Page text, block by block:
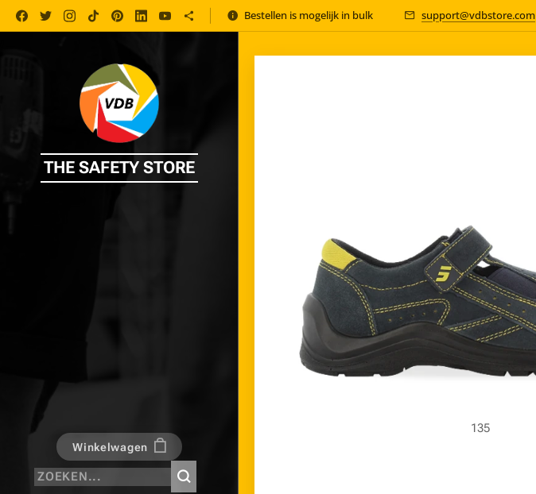
Bestellen is mogelijk in bulk 📦 support@vdbstore.com
THE SAFETY STORE
Winkelwagen
135